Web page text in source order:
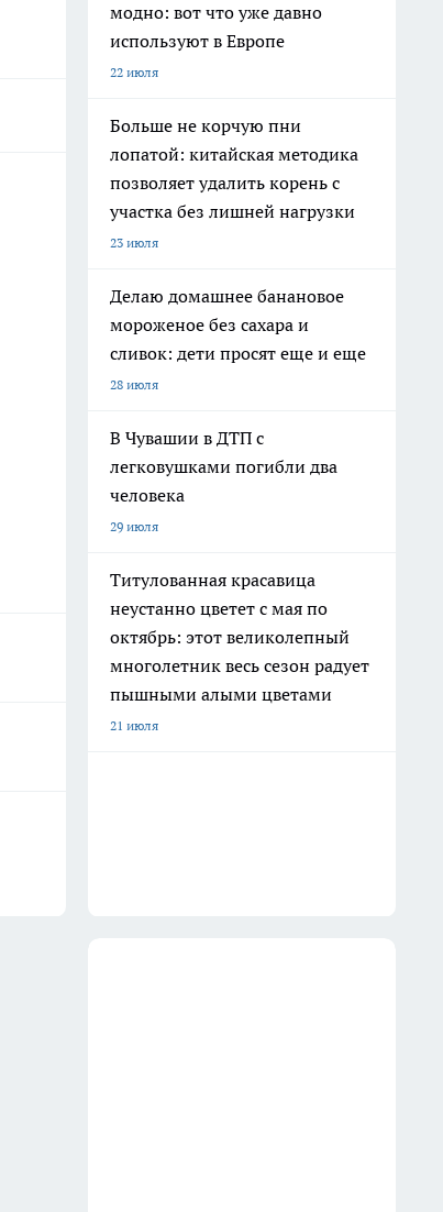
модно: вот что уже давно
используют в Европе
22 июля
Больше не корчую пни
лопатой: китайская методика
позволяет удалить корень с
участка без лишней нагрузки
23 июля
Делаю домашнее банановое
мороженое без сахара и
сливок: дети просят еще и еще
28 июля
В Чувашии в ДТП с
легковушками погибли два
человека
29 июля
Титулованная красавица
неустанно цветет с мая по
октябрь: этот великолепный
многолетник весь сезон радует
пышными алыми цветами
21 июля